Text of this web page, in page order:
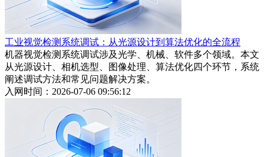
工业视觉检测系统调试：从光源设计到算法优化的全流程
机器视觉检测系统调试涉及光学、机械、软件多个领域。本文
从光源设计、相机选型、图像处理、算法优化四个环节，系统
阐述调试方法和常见问题解决方案。
入网时间：2026-07-06 09:56:12